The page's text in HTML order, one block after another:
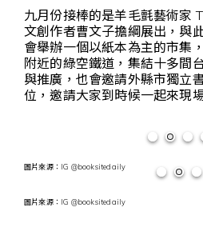
九月份接棒的是羊毛氈藝術家
文創作者曹文子擔綱展出，與
會舉辦一個以紙本為主的市集
附近的綠空鐵道，集結十多間
與推廣，也會邀請外縣市獨立
位，邀請大家到時候一起來現
圖片來源：IG @booksitedaily
圖片來源：IG @booksitedaily